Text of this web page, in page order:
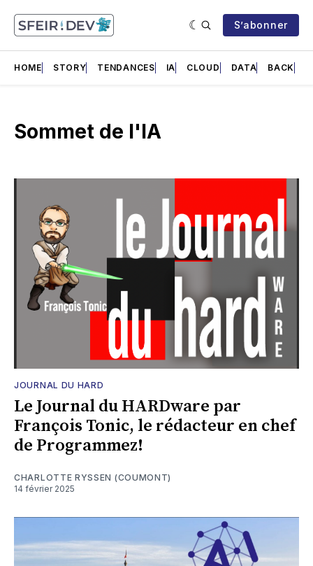
S’abonner
HOME STORY TENDANCES IA CLOUD DATA BACK
Sommet de l'IA
JOURNAL DU HARD
Le Journal du HARDware par
François Tonic, le rédacteur en chef
de Programmez!
CHARLOTTE RYSSEN (COUMONT)
14 février 2025